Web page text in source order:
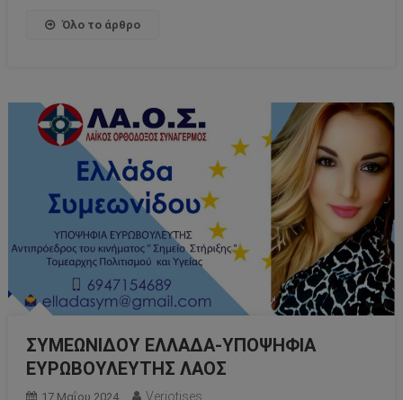
Όλο το άρθρο
ΣΥΜΕΩΝΙΔΟΥ ΕΛΛΑΔΑ-ΥΠΟΨΗΦΙΑ
ΕΥΡΩΒΟΥΛΕΥΤΗΣ ΛΑΟΣ
17 Μαΐου 2024 Veriotises